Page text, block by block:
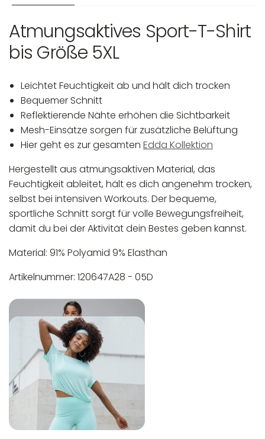
Atmungsaktives Sport-T-Shirt
bis Größe 5XL
Leichtet Feuchtigkeit ab und hält dich trocken
Bequemer Schnitt
Reflektierende Nähte erhöhen die Sichtbarkeit
Mesh-Einsätze sorgen für zusätzliche Belüftung
Hier geht es zur gesamten Edda Kollektion
Hergestellt aus atmungsaktiven Material, das
Feuchtigkeit ableitet, hält es dich angenehm trocken,
selbst bei intensiven Workouts. Der bequeme,
sportliche Schnitt sorgt für volle Bewegungsfreiheit,
damit du bei der Aktivität dein Bestes geben kannst.
Material: 91% Polyamid 9% Elasthan
Artikelnummer: 120647A28 - 05D
Maschinenwäsche bis 30°C
Nicht bleichen
Nicht bügeln
Nicht trocknergeeignet
In der EU niedergelassener verantwortlicher
Wirtschaftsakteur: